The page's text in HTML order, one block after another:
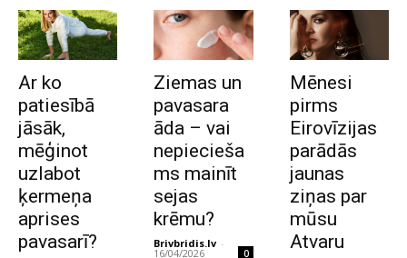
Ar ko
patiesībā
jāsāk,
mēģinot
uzlabot
ķermeņa
aprises
pavasarī?
Ziemas un
pavasara
āda – vai
nepiecieša
ms mainīt
sejas
krēmu?
Brivbridis.lv -
16/04/2026 0
Mēnesi
pirms
Eirovīzijas
parādās
jaunas
ziņas par
mūsu
Atvaru